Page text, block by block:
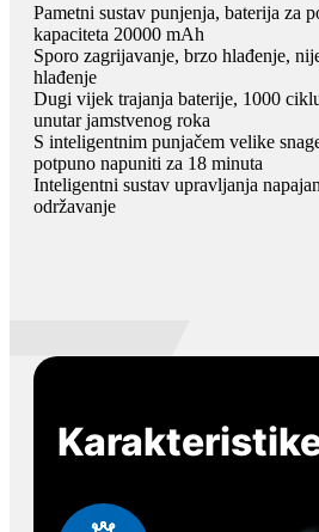
Pametni sustav punjenja, baterija za
kapaciteta 20000 mAh
Sporo zagrijavanje, brzo hlađenje,
hlađenje
Dugi vijek trajanja baterije, 1000
unutar jamstvenog roka
S inteligentnim punjačem velike
potpuno napuniti za 18 minuta
Inteligentni sustav upravljanja
održavanje